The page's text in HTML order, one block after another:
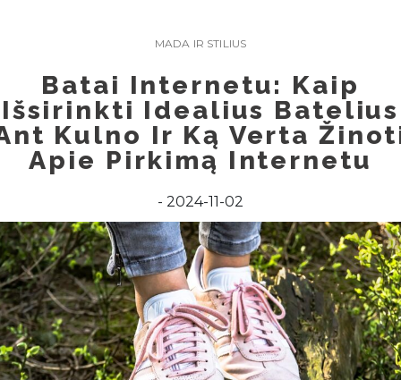
MADA IR STILIUS
Batai Internetu: Kaip
Išsirinkti Idealius Batelius
Kulno Ir Ką Verta
Apie Pirkimą Internetu
2024-11-02